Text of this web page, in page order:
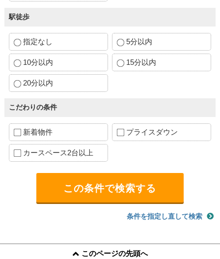
駅徒歩
指定なし 5分以内
10分以内 15分以内
20分以内
こだわりの条件
新着物件 プライスダウン
カースペース2台以上
条件を指定し直して検索
このページの先頭へ